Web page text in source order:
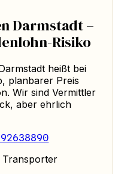
Darmstadt –
Risiko
heißt bei
planbarer Preis
Wir sind Vermittler
aber ehrlich